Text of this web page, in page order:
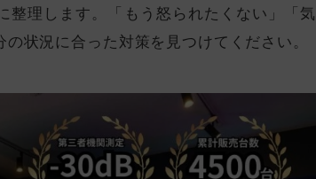
整理します。「もう怒られたくない」「気
状況に合った対策を見つけてください。